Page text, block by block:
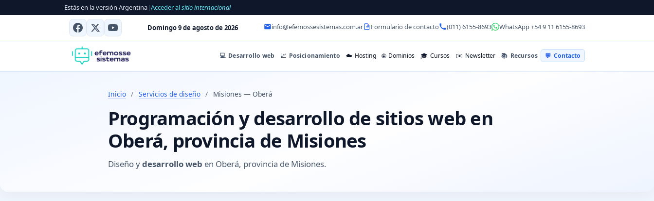
Estás en la versión Argentina|Acceder alsitio internacional
Domingo 9 de agosto de 2026 info@efemossesistemas.com.ar Formulario de contacto (011) 6155-8693 WhatsApp +54 9 11 6155-8693
💻 Desarrollo web 📈 Posicionamiento ☁️ Hosting 🌐 Dominios 🎓 Cursos ✉️ Newsletter 📚 Recursos 💬 Contacto
Inicio / Servicios de diseño / Misiones — Oberá
Programación y desarrollo de sitios web en
Oberá, provincia de Misiones
Diseño ydesarrollo web en Oberá, provincia de Misiones.